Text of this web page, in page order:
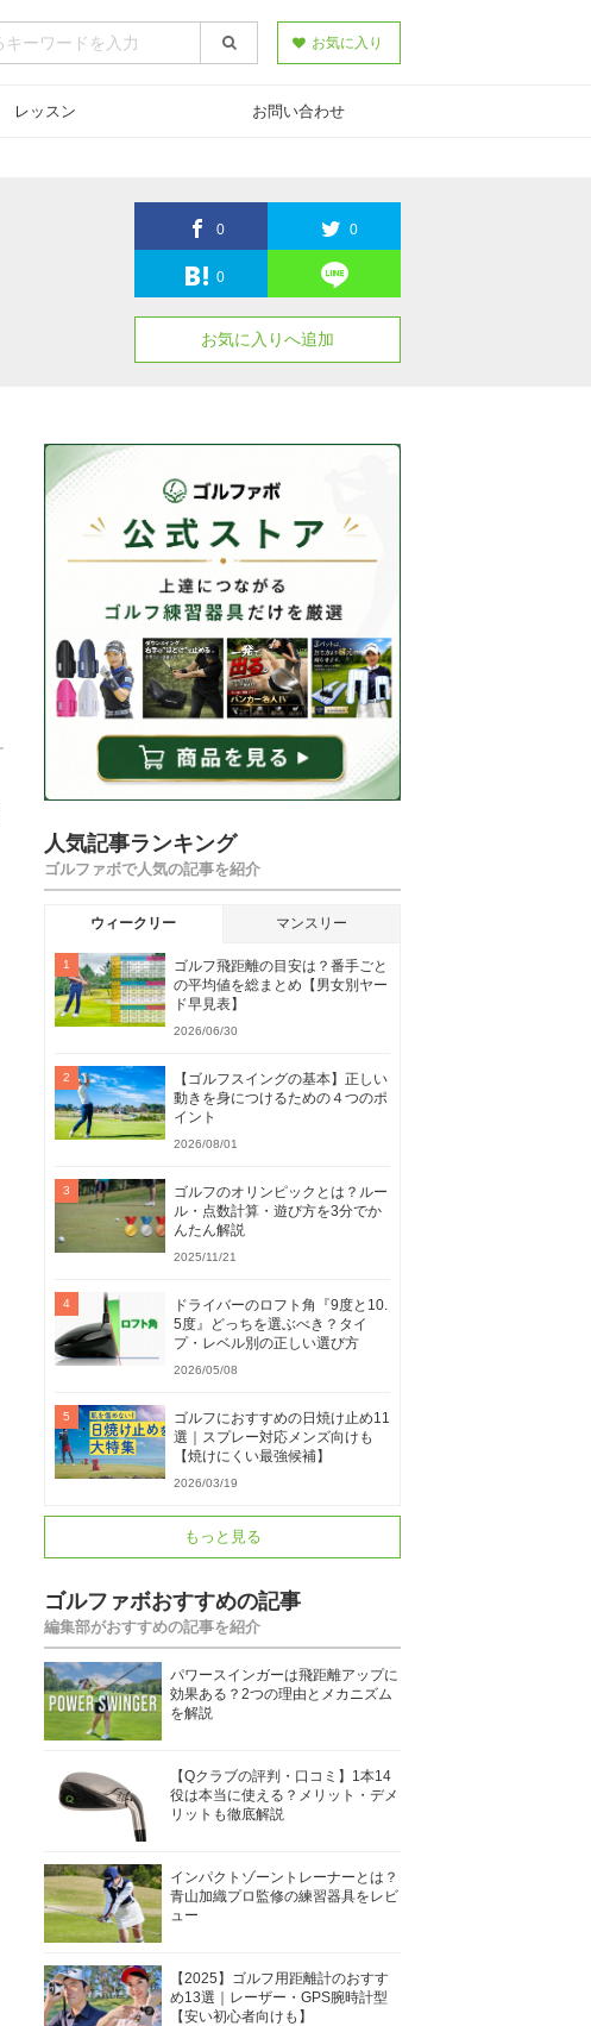
お気に入り
レッスン お問い合わせ
0 0
0
お気に入りへ追加
人気記事ランキング
ゴルファボで人気の記事を紹介
ウィークリー マンスリー
ゴルフ飛距離の目安は？番手ごと
の平均値を総まとめ【男女別ヤー
ド早見表】
2026/06/30
【ゴルフスイングの基本】正しい
動きを身につけるための４つのポ
イント
2026/08/01
ゴルフのオリンピックとは？ルー
ル・点数計算・遊び方を3分でか
んたん解説
2025/11/21
ドライバーのロフト角『9度と10.
5度』どっちを選ぶべき？タイ
プ・レベル別の正しい選び方
2026/05/08
ゴルフにおすすめの日焼け止め11
選｜スプレー対応メンズ向けも
【焼けにくい最強候補】
2026/03/19
もっと見る
ゴルファボおすすめの記事
編集部がおすすめの記事を紹介
パワースインガーは飛距離アップに
効果ある？2つの理由とメカニズム
を解説
【Qクラブの評判・口コミ】1本14
役は本当に使える？メリット・デメ
リットも徹底解説
インパクトゾーントレーナーとは？
青山加織プロ監修の練習器具をレビ
ュー
【2025】ゴルフ用距離計のおすす
め13選｜レーザー・GPS腕時計型
【安い初心者向けも】